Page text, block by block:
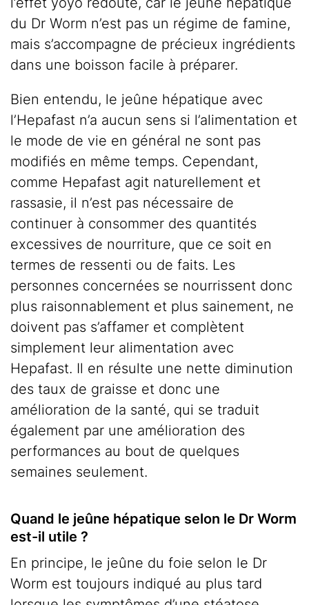
du Dr Worm n’est pas un régime de famine,
mais s’accompagne de précieux ingrédients
dans une boisson facile à préparer.
Bien entendu, le jeûne hépatique avec
l’Hepafast n’a aucun sens si l’alimentation et
le mode de vie en général ne sont pas
modifiés en même temps. Cependant,
comme Hepafast agit naturellement et
rassasie, il n’est pas nécessaire de
continuer à consommer des quantités
excessives de nourriture, que ce soit en
termes de ressenti ou de faits. Les
personnes concernées se nourrissent donc
plus raisonnablement et plus sainement, ne
doivent pas s’affamer et complètent
simplement leur alimentation avec
Hepafast. Il en résulte une nette diminution
des taux de graisse et donc une
amélioration de la santé, qui se traduit
également par une amélioration des
performances au bout de quelques
semaines seulement.
Quand le jeûne hépatique selon le Dr Worm
est-il utile ?
En principe, le jeûne du foie selon le Dr
Worm est toujours indiqué au plus tard